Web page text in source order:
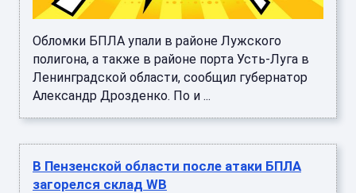
Обломки БПЛА упали в районе Лужского
полигона, а также в районе порта Усть-Луга в
Ленинградской области, сообщил губернатор
Александр Дрозденко. По и ...
В Пензенской области после атаки БПЛА
загорелся склад WB